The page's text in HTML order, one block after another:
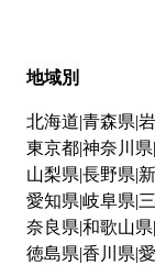
地域別
北海道 青森県
東京都神奈川県
山梨県 長野県
愛知県 岐阜県
奈良県 和歌山県
徳島県 香川県